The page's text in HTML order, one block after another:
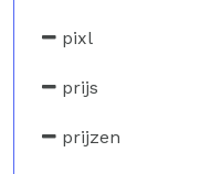
pixl
prijs
prijzen